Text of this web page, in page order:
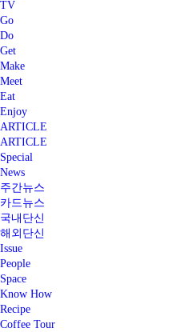
TV
Go
Do
Get
Make
Meet
Eat
Enjoy
ARTICLE
ARTICLE
Special
News
주간뉴스
카드뉴스
국내단신
해외단신
Issue
People
Space
Know How
Recipe
Coffee Tour